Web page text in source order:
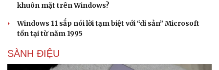
khuôn mặt trên Windows?
Windows 11 sắp nói lời tạm biệt với “di sản” Microsoft
tồn tại từ năm 1995
SÀNH ĐIỆU